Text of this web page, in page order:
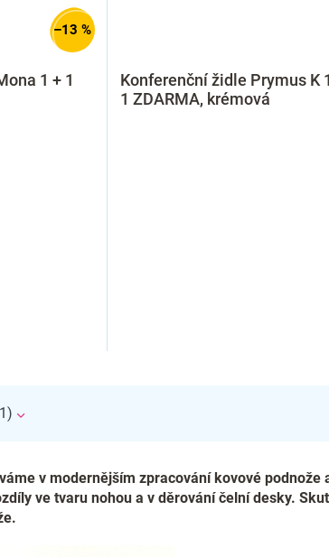
–13 %
1 + 1
Konferenční židle Prymus K
1 ZDARMA, krémová
v modernějším zpracování kovové podnože
ve tvaru nohou a v děrování čelní desky.